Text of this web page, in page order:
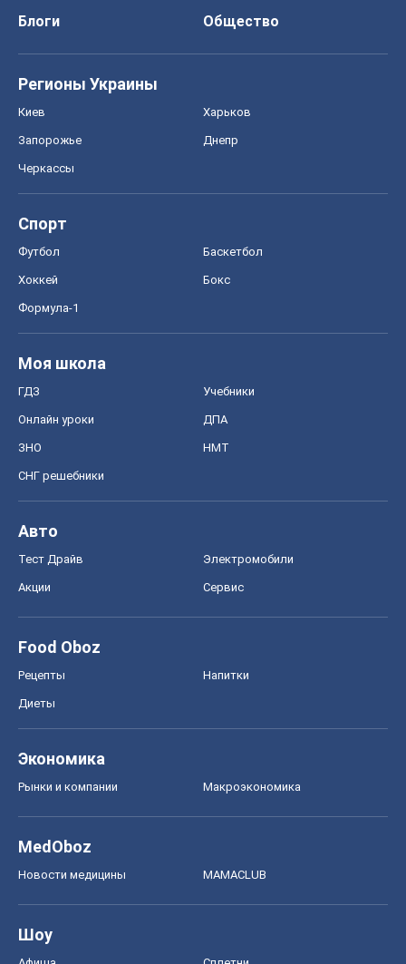
Блоги
Общество
Регионы Украины
Киев Харьков
Запорожье Днепр
Черкассы
Спорт
Футбол Баскетбол
Хоккей Бокс
Формула-1
Моя школа
ГДЗ Учебники
Онлайн уроки ДПА
ЗНО НМТ
СНГ решебники
Авто
Тест Драйв Электромобили
Акции Сервис
Food Oboz
Рецепты Напитки
Диеты
Экономика
Рынки и компании Mакроэкономика
MedOboz
Новости медицины MAMACLUB
Шоу